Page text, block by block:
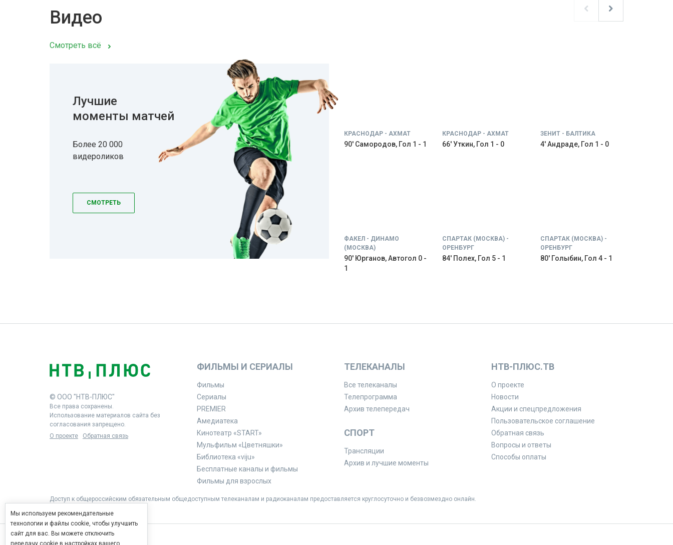
Видео
Смотреть всё
Лучшие
моменты матчей
Более 20 000
видероликов
СМОТРЕТЬ
КРАСНОДАР - АХМАТ
90' Самородов, Гол 1 - 1
КРАСНОДАР - АХМАТ
66' Уткин, Гол 1 - 0
ЗЕНИТ - БАЛТИКА
4' Андраде, Гол 1 - 0
ФАКЕЛ - ДИНАМО
(МОСКВА)
90' Юрганов, Автогол 0 -
1
СПАРТАК (МОСКВА) -
ОРЕНБУРГ
84' Полех, Гол 5 - 1
СПАРТАК (МОСКВА) -
ОРЕНБУРГ
80' Голыбин, Гол 4 - 1
© ООО "НТВ-ПЛЮС"
Все права сохранены.
Использование материалов сайта без
согласования запрещено.
О проекте
Обратная связь
ФИЛЬМЫ И СЕРИАЛЫ
Фильмы
Сериалы
PREMIER
Амедиатека
Кинотеатр «START»
Мульфильм «Цветняшки»
Библиотека «viju»
Бесплатные каналы и фильмы
Фильмы для взрослых
ТЕЛЕКАНАЛЫ
Все телеканалы
Телепрограмма
Архив телепередач
СПОРТ
Трансляции
Архив и лучшие моменты
НТВ-ПЛЮС.ТВ
О проекте
Новости
Акции и спецпредложения
Пользовательское соглашение
Обратная связь
Вопросы и ответы
Способы оплаты
Доступ к общероссийским обязательным общедоступным телеканалам и радиоканалам предоставляется круглосуточно и безвозмездно онлайн.
Мы используем рекомендательные
технологии и файлы cookie, чтобы улучшить
сайт для вас. Вы можете отключить
передачу cookie в настройках вашего